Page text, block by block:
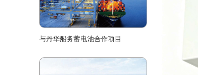
与丹华船务蓄电池合作项目